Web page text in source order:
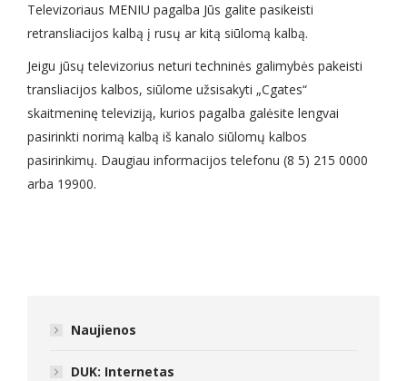
Televizoriaus MENIU pagalba Jūs galite pasikeisti
retransliacijos kalbą į rusų ar kitą siūlomą kalbą.
Jeigu jūsų televizorius neturi techninės galimybės pakeisti
transliacijos kalbos, siūlome užsisakyti „Cgates“
skaitmeninę televiziją, kurios pagalba galėsite lengvai
pasirinkti norimą kalbą iš kanalo siūlomų kalbos
pasirinkimų. Daugiau informacijos telefonu (8 5) 215 0000
arba 19900.
Naujienos
DUK: Internetas